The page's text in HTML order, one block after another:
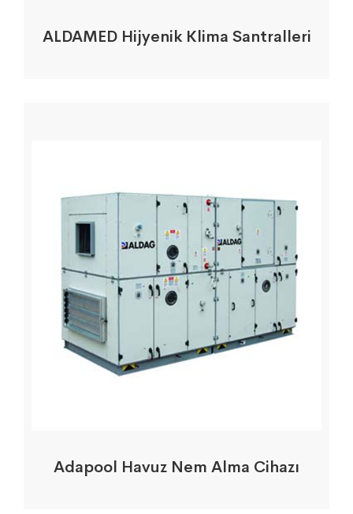
ALDAMED Hijyenik Klima Santralleri
Adapool Havuz Nem Alma Cihazı